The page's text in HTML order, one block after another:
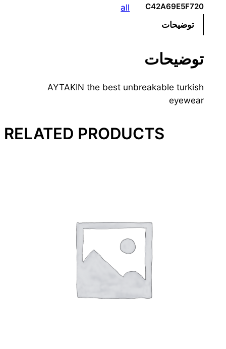
C42A69E5F720
all
توضیحات
توضیحات
AYTAKIN the best unbreakable turkish
eyewear
RELATED PRODUCTS